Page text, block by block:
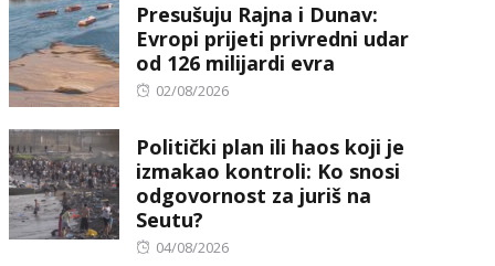
Presušuju Rajna i Dunav:
Evropi prijeti privredni udar
od 126 milijardi evra
Posted
02/08/2026
Politički plan ili haos koji je
izmakao kontroli: Ko snosi
odgovornost za juriš na
Seutu?
Posted
04/08/2026